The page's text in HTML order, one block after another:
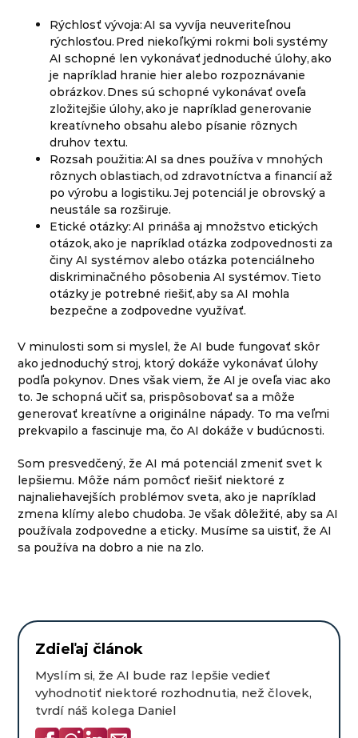
Rýchlosť vývoja: AI sa vyvíja neuveriteľnou
rýchlosťou. Pred niekoľkými rokmi boli systémy
AI schopné len vykonávať jednoduché úlohy, ako
je napríklad hranie hier alebo rozpoznávanie
obrázkov. Dnes sú schopné vykonávať oveľa
zložitejšie úlohy, ako je napríklad generovanie
kreatívneho obsahu alebo písanie rôznych
druhov textu.
Rozsah použitia: AI sa dnes používa v mnohých
rôznych oblastiach, od zdravotníctva a financií až
po výrobu a logistiku. Jej potenciál je obrovský a
neustále sa rozširuje.
Etické otázky: AI prináša aj množstvo etických
otázok, ako je napríklad otázka zodpovednosti za
činy AI systémov alebo otázka potenciálneho
diskriminačného pôsobenia AI systémov. Tieto
otázky je potrebné riešiť, aby sa AI mohla
bezpečne a zodpovedne využívať.
V minulosti som si myslel, že AI bude fungovať skôr
ako jednoduchý stroj, ktorý dokáže vykonávať úlohy
podľa pokynov. Dnes však viem, že AI je oveľa viac ako
to. Je schopná učiť sa, prispôsobovať sa a môže
generovať kreatívne a originálne nápady. To ma veľmi
prekvapilo a fascinuje ma, čo AI dokáže v budúcnosti.
Som presvedčený, že AI má potenciál zmeniť svet k
lepšiemu. Môže nám pomôcť riešiť niektoré z
najnaliehavejších problémov sveta, ako je napríklad
zmena klímy alebo chudoba. Je však dôležité, aby sa AI
používala zodpovedne a eticky. Musíme sa uistiť, že AI
sa používa na dobro a nie na zlo.
Zdieľaj článok
Myslím si, že AI bude raz lepšie vedieť
vyhodnotiť niektoré rozhodnutia, než človek,
tvrdí náš kolega Daniel